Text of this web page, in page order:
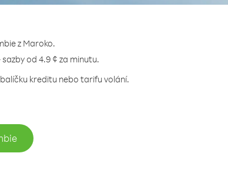
z Maroko.
od 4.9 ¢ za minutu.
kreditu nebo tarifu volání.